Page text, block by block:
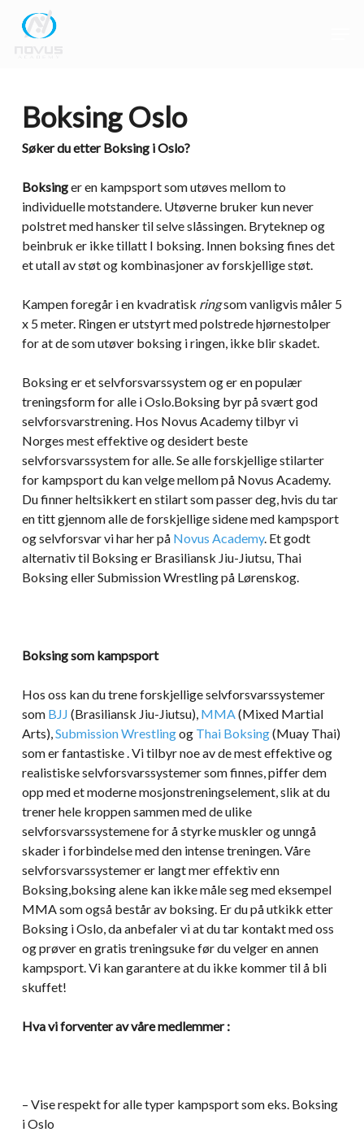
Boksing Oslo
Søker du etter Boksing i Oslo?
Boksinger en kampsport som utøves mellom to
individuelle motstandere. Utøverne bruker kun never
polstret med hansker til selve slåssingen. Bryteknep og
beinbruk er ikke tillatt I boksing. Innen boksing fines det
et utall av støt og kombinasjoner av forskjellige støt.
Kampen foregår i en kvadratisk ringsom vanligvis måler 5
x 5 meter. Ringen er utstyrt med polstrede hjørnestolper
for at de som utøver boksing i ringen, ikke blir skadet.
Boksing er et selvforsvarssystem og er en populær
treningsform for alle i Oslo.Boksing byr på svært god
selvforsvarstrening. Hos Novus Academy tilbyr vi
Norges mest effektive og desidert beste
selvforsvarssystem for alle. Se alle forskjellige stilarter
for kampsport du kan velge mellom på Novus Academy.
Du finner heltsikkert en stilart som passer deg, hvis du tar
en titt gjennom alle de forskjellige sidene med kampsport
og selvforsvar vi har her på Novus Academy. Et godt
alternativ til Boksing er Brasiliansk Jiu-Jiutsu, Thai
Boksing eller Submission Wrestling på Lørenskog.
Boksing som kampsport
Hos oss kan du trene forskjellige selvforsvarssystemer
som BJJ (Brasiliansk Jiu-Jiutsu), MMA(Mixed Martial
Arts),Submission Wrestlingog Thai Boksing(Muay Thai)
som er fantastiske . Vi tilbyr noe av de mest effektive og
realistiske selvforsvarssystemer som finnes, piffer dem
opp med et moderne mosjonstreningselement, slik at du
trener hele kroppen sammen med de ulike
selvforsvarssystemene for å styrke muskler og unngå
skader i forbindelse med den intense treningen. Våre
selvforsvarssystemer er langt mer effektiv enn
Boksing,boksing alene kan ikke måle seg med eksempel
MMA som også består av boksing. Er du på utkikk etter
Boksing i Oslo, da anbefaler vi at du tar kontakt med oss
og prøver en gratis treningsuke før du velger en annen
kampsport. Vi kan garantere at du ikke kommer til å bli
skuffet!
Hva vi forventer av våre medlemmer :
– Vise respekt for alle typer kampsport som eks. Boksing
i Oslo